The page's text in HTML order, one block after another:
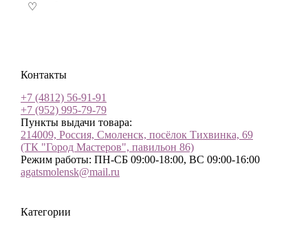
♡
Контакты
+7 (4812) 56-91-91
+7 (952) 995-79-79
Пункты выдачи товара:
214009, Россия, Смоленск, посёлок Тихвинка, 69
(ТК "Город Мастеров", павильон 86)
Режим работы: ПН-СБ 09:00-18:00, ВС 09:00-16:00
agatsmolensk@mail.ru
Категории